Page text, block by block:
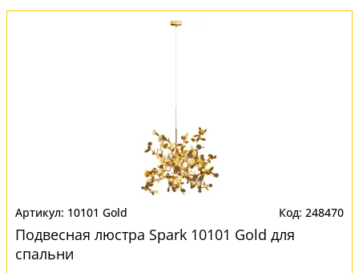
10101 Gold 248470
Подвесная люстра Spark 10101 Gold для
спальни